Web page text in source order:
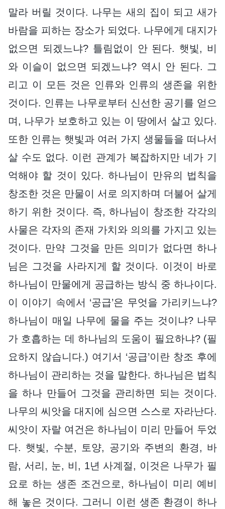
말라 버릴 것이다. 나무는 새의 집이 되고 새가
바람을 피하는 장소가 되었다. 나무에게 대지가
없으면 되겠느냐? 틀림없이 안 된다. 햇빛, 비
와 이슬이 없으면 되겠느냐? 역시 안 된다. 그
리고 이 모든 것은 인류와 인류의 생존을 위한
것이다. 인류는 나무로부터 신선한 공기를 얻으
며, 나무가 보호하고 있는 이 땅에서 살고 있다.
또한 인류는 햇빛과 여러 가지 생물들을 떠나서
살 수도 없다. 이런 관계가 복잡하지만 네가 기
억해야 할 것이 있다. 하나님이 만유의 법칙을
창조한 것은 만물이 서로 의지하며 더불어 살게
하기 위한 것이다. 즉, 하나님이 창조한 각각의
사물은 각자의 존재 가치와 의의를 가지고 있는
것이다. 만약 그것을 만든 의미가 없다면 하나
님은 그것을 사라지게 할 것이다. 이것이 바로
하나님이 만물에게 공급하는 방식 중 하나이다.
이 이야기 속에서 ‘공급’은 무엇을 가리키느냐?
하나님이 매일 나무에 물을 주는 것이냐? 나무
가 호흡하는 데 하나님의 도움이 필요하냐? (필
요하지 않습니다.) 여기서 ‘공급’이란 창조 후에
하나님이 관리하는 것을 말한다. 하나님은 법칙
을 하나 만들어 그것을 관리하면 되는 것이다.
나무의 씨앗을 대지에 심으면 스스로 자라난다.
씨앗이 자랄 여건은 하나님이 미리 만들어 두었
다. 햇빛, 수분, 토양, 공기와 주변의 환경, 바
람, 서리, 눈, 비, 1년 사계절, 이것은 나무가 필
요로 하는 생존 조건으로, 하나님이 미리 예비
해 놓은 것이다. 그러니 이런 생존 환경이 하나